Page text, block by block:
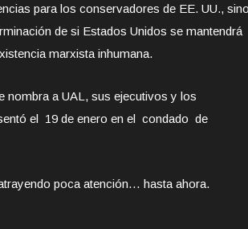
para los conservadores de EE. UU., sino
de si Estados Unidos se mantendrá
marxista inhumana.
nombra a UAL, sus ejecutivos y los
el 19 de enero en el condado de
poca atención… hasta ahora.